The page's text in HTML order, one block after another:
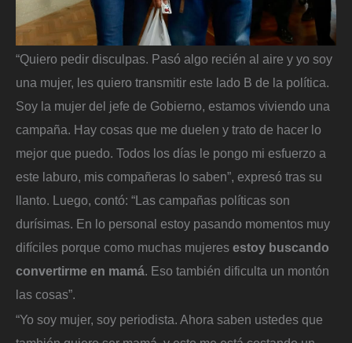
“Quiero pedir disculpas. Pasó algo recién al aire y yo soy
una mujer, les quiero transmitir este lado B de la política.
Soy la mujer del jefe de Gobierno, estamos viviendo una
campaña. Hay cosas que me duelen y trato de hacer lo
mejor que puedo. Todos los días le pongo mi esfuerzo a
este laburo, mis compañeras lo saben”, expresó tras su
llanto. Luego, contó: “Las campañas políticas son
durísimas. En lo personal estoy pasando momentos muy
difíciles porque como muchas mujeres estoy buscando
convertirme en mamá. Eso también dificulta un montón
las cosas”.
“Yo soy mujer, soy periodista. Ahora saben ustedes que